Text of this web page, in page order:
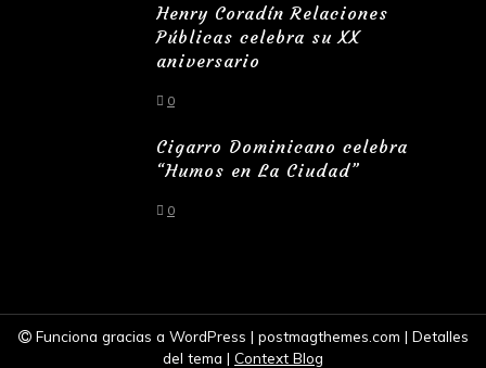
Henry Coradín Relaciones
Públicas celebra su XX
aniversario
0
Cigarro Dominicano celebra
“Humos en La Ciudad”
0
Funciona gracias a WordPress | postmagthemes.com | Detalles
del tema | Context Blog